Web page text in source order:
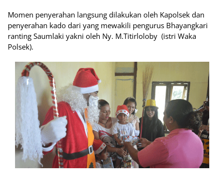
Momen penyerahan langsung dilakukan oleh Kapolsek dan
penyerahan kado dari yang mewakili pengurus Bhayangkari
ranting Saumlaki yakni oleh Ny. M.Titirloloby (istri Waka
Polsek).